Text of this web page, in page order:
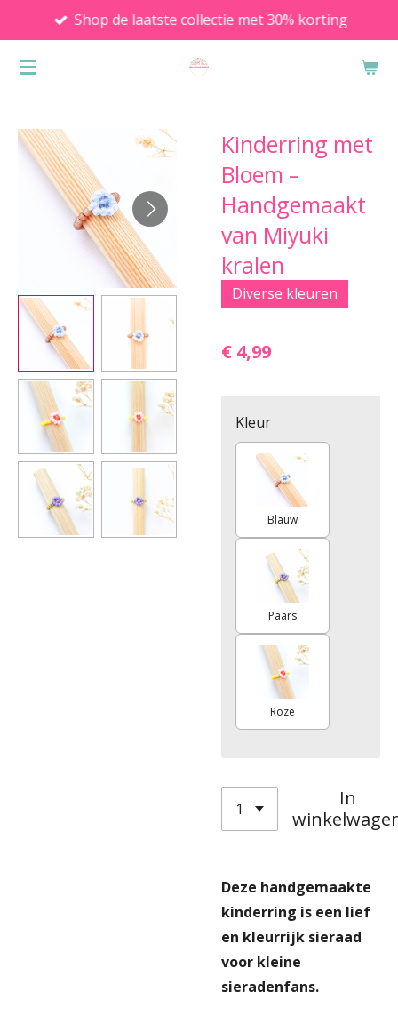
direct
naar
Shop de laatste collectie met 30% korting
Kinderring met
Bloem –
Handgemaakt
van Miyuki
kralen
Diverse kleuren
€ 4,99
Kleur
Blauw
Paars
Roze
In
Deze handgemaakte
kinderring is een lief
en kleurrijk sieraad
voor kleine
sieradenfans.